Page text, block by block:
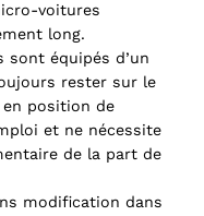
voitures
long.
sont équipés d’un
rester sur le
position de
et ne nécessite
de la part de
modification dans